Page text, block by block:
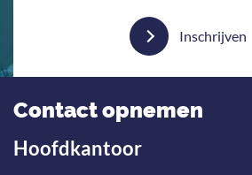
Inschrijven
Contact opnemen
Hoofdkantoor